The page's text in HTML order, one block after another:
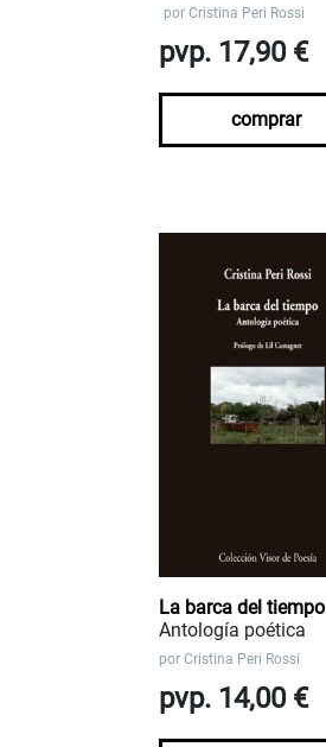
por Cristina Peri Rossi
pvp. 17,90 €
comprar
La barca del tiempo
Antología poética
por Cristina Peri Rossi
pvp. 14,00 €